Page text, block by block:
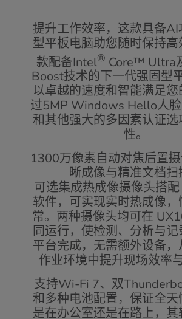
提升工作效率，这款具备AI
型平板电脑助您随时保持
款配备Intel® Core™ Ultra
Boost技术的下一代强固型
以卓越的速度和智能满足
过5MP Windows Hello人
和其他强大的多因素认证
性。
1300万像素自动对焦后置
晰成像与精准文档扫
可选集成热成像摄像头搭
软件，可实现实时热成像
常。两种摄像头均可在
同运行，使检测、分析与
平台完成，无需额外设备
作业环境中提升现场效率
支持Wi-Fi 7、双
和多种电池配置，保证全
是在办公室还是在路上，